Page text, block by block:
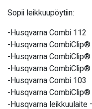
Sopii leikkuupöytiin:
-Husqvarna Combi 112
-Husqvarna
-Husqvarna
-Husqvarna
-Husqvarna Combi 103
-Husqvarna
-Husqvarna leikkuulaite